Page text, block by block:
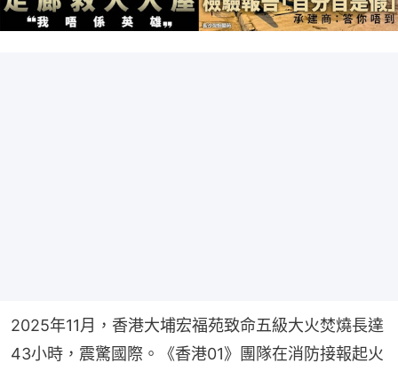
2025年11月，香港大埔宏福苑致命五級大火焚燒長達
43小時，震驚國際。《香港01》團隊在消防接報起火